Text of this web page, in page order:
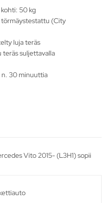
50 kg
törmäystestattu (City
luja teräs
teräs suljettavalla
n. 30 minuuttia
Vito 2015- (L3H1) sopii